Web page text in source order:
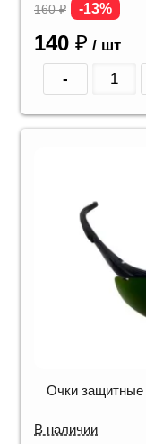
160₽ -13%
140 ₽ / шт
-
Очки защитные
В наличии